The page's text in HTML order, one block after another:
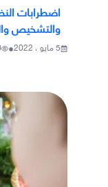
اضطرابات
والتشخيص
5 مايو ، 2022 •